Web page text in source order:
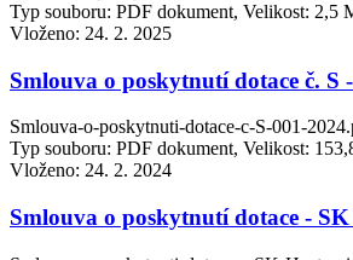
Typ souboru: PDF dokument, Velikost: 2,5
Vloženo: 24. 2. 2025
Smlouva o poskytnutí dotace č. S
Smlouva-o-poskytnuti-dotace-c-S-001-
Typ souboru: PDF dokument, Velikost:
Vloženo: 24. 2. 2024
Smlouva o poskytnutí dotace -